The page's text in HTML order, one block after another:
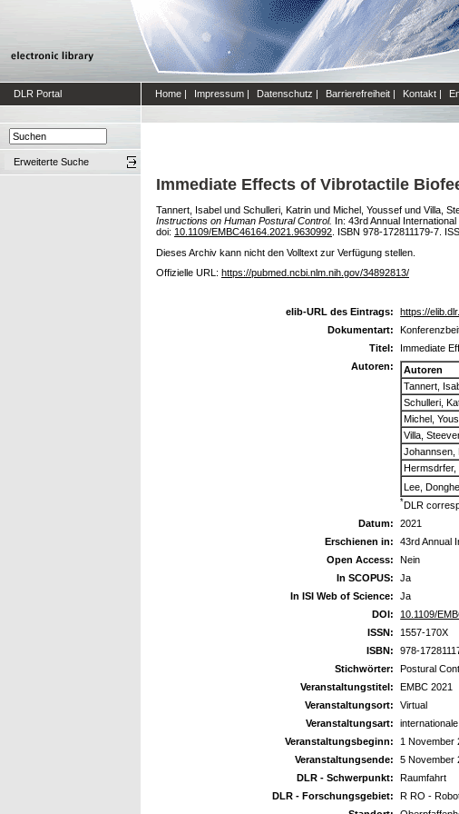
DLR Portal Home | Impressum | Datenschutz | Barrierefreiheit | Kontakt |
Erweiterte Suche
Immediate Effects of Vibrotactile
Tannert, Isabel und Schulleri, Katrin und Michel, Youssef und Villa,
Instructions on Human Postural Control. In: 43rd Annual
doi: 10.1109/EMBC46164.2021.9630992 . ISBN 978-172811179-7.
Dieses Archiv kann nicht den Volltext zur Verfügung stellen.
Offizielle URL: https://pubmed.ncbi.nlm.nih.gov/34892813/
elib-URL des Eintrags:
https://
Dokumentart:
Titel:
Immediate
Autoren:
Autoren
Tannert,
Schulleri,
Michel,
Villa,
Johannsen,
Hermsdrfer,
Lee,
*DLR
Datum:
2021
Erschienen in:
43rd Annual
Open Access:
Nein
In SCOPUS:
Ja
In ISI Web of Science:
Ja
DOI:
10.1109/
ISSN:
1557-170X
ISBN:
978-
Stichwörter:
Postural
Veranstaltungstitel:
EMBC 2021
Veranstaltungsort:
Virtual
Veranstaltungsart:
Veranstaltungsbeginn:
1 November
Veranstaltungsende:
5 November
DLR - Schwerpunkt:
Raumfahrt
DLR - Forschungsgebiet:
R RO -